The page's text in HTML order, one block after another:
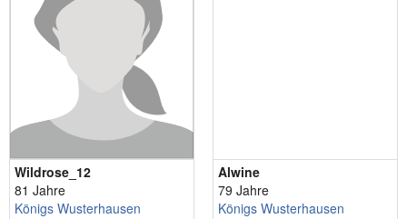
Wildrose_12
81 Jahre
Königs Wusterhausen
Alwine
79 Jahre
Königs Wusterhausen